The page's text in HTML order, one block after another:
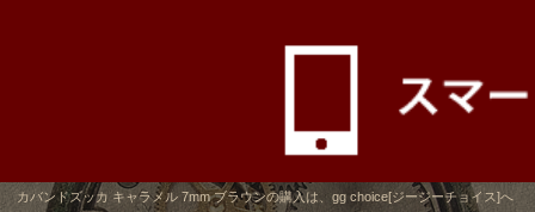
カバンドズッカ キャラメル 7mm ブラウンの購入は、gg choice[ジージーチョイス]へ